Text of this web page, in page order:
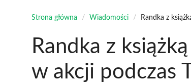
Strona główna / Wiadomości / Randka z
Randka z
w akcji podczas